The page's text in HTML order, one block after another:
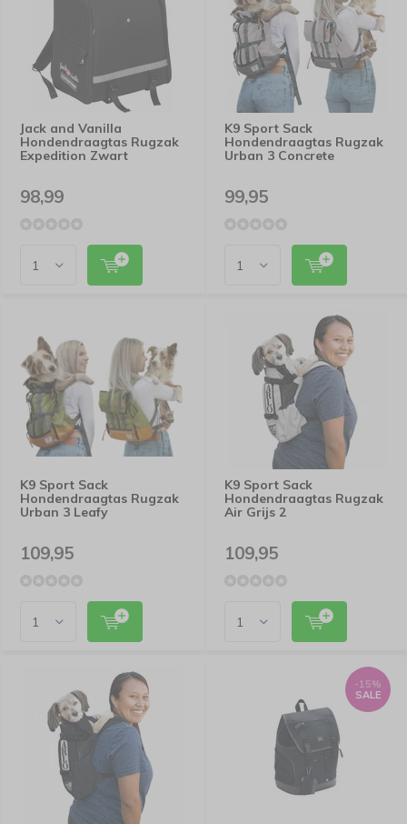
Jack and Vanilla
Hondendraagtas Rugzak
Expedition Zwart
98,99
K9 Sport Sack
Hondendraagtas Rugzak
Urban 3 Concrete
99,95
K9 Sport Sack
Hondendraagtas Rugzak
Urban 3 Leafy
109,95
K9 Sport Sack
Hondendraagtas Rugzak
Air Grijs 2
109,95
-15%
SALE